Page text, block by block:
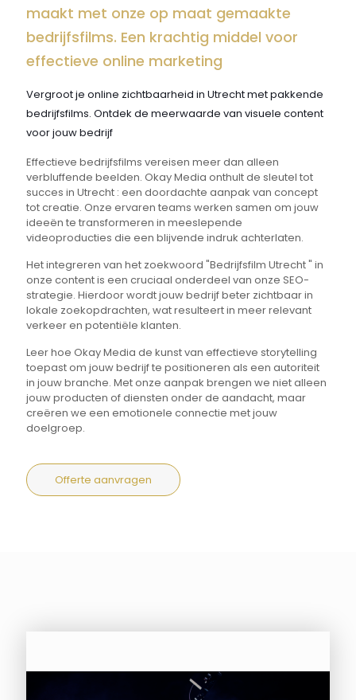
maakt met onze op maat gemaakte
bedrijfsfilms. Een krachtig middel voor
effectieve online marketing
Vergroot je online zichtbaarheid in Utrecht met pakkende
bedrijfsfilms. Ontdek de meerwaarde van visuele content
voor jouw bedrijf
Effectieve bedrijfsfilms vereisen meer dan alleen
verbluffende beelden. Okay Media onthult de sleutel tot
succes in Utrecht : een doordachte aanpak van concept
tot creatie. Onze ervaren teams werken samen om jouw
ideeën te transformeren in meeslepende
videoproducties die een blijvende indruk achterlaten.
Het integreren van het zoekwoord "Bedrijfsfilm Utrecht " in
onze content is een cruciaal onderdeel van onze SEO-
strategie. Hierdoor wordt jouw bedrijf beter zichtbaar in
lokale zoekopdrachten, wat resulteert in meer relevant
verkeer en potentiële klanten.
Leer hoe Okay Media de kunst van effectieve storytelling
toepast om jouw bedrijf te positioneren als een autoriteit
in jouw branche. Met onze aanpak brengen we niet alleen
jouw producten of diensten onder de aandacht, maar
creëren we een emotionele connectie met jouw
doelgroep.
Offerte aanvragen